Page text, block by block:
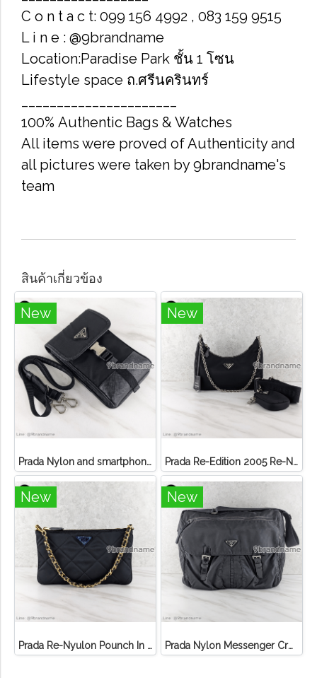
C o n t a c t: 099 156 4992 , 083 159 9515
L i n e : @9brandname
Location:Paradise Park ชั้น 1 โซน
Lifestyle space ถ.ศรีนครินทร์
100% Authentic Bags & Watches
All items were proved of Authenticity and
all pictures were taken by 9brandname's
team
สินค้าเกี่ยวข้อง
New
Prada Nylon and smartphone case 2zh109
New
Prada Re-Edition 2005 Re-Nylon bag
New
Prada Re-Nyulon Pounch In Enameled
New
Prada Nylon Messenger Crossbody Bag